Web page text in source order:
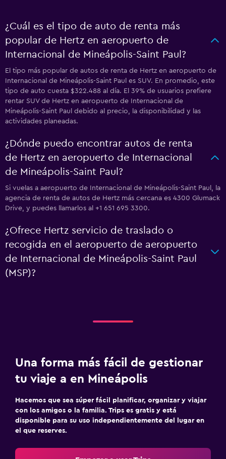
¿Cuál es el tipo de auto de renta más
popular de Hertz en aeropuerto de
Internacional de Mineápolis-Saint Paul?
El tipo más popular de autos de renta de Hertz en aeropuerto de
Internacional de Mineápolis-Saint Paul es SUV. En promedio, este
tipo de auto cuesta $322.488 al día. El 39% de usuarios prefiere
rentar SUV de Hertz en aeropuerto de Internacional de
Mineápolis-Saint Paul debido al precio, la disponibilidad y las
actividades planeadas.
¿Dónde puedo encontrar autos de renta
de Hertz en aeropuerto de Internacional
de Mineápolis-Saint Paul?
Si vuelas a aeropuerto de Internacional de Mineápolis-Saint Paul, la
agencia de renta de autos de Hertz más cercana es 4300 Glumack
Drive, y puedes llamarlos al +1 651 695 3300.
¿Ofrece Hertz servicio de traslado o
recogida en el aeropuerto de aeropuerto
de Internacional de Mineápolis-Saint Paul
(MSP)?
Una forma más fácil de gestionar
tu viaje a en Mineápolis
Hacemos que sea súper fácil planificar, organizar y viajar
con los amigos o la familia. Trips es gratis y está
disponible para su uso independientemente del lugar en
el que reserves.